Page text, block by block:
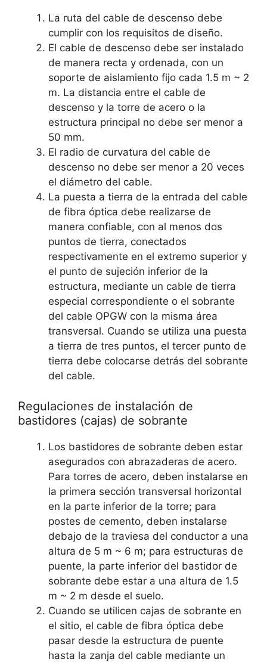
La ruta del cable de descenso debe
cumplir con los requisitos de diseño.
El cable de descenso debe ser instalado
de manera recta y ordenada, con un
soporte de aislamiento fijo cada 1.5 m ~ 2
m. La distancia entre el cable de
descenso y la torre de acero o la
estructura principal no debe ser menor a
50 mm.
El radio de curvatura del cable de
descenso no debe ser menor a 20 veces
el diámetro del cable.
La puesta a tierra de la entrada del cable
de fibra óptica debe realizarse de
manera confiable, con al menos dos
puntos de tierra, conectados
respectivamente en el extremo superior y
el punto de sujeción inferior de la
estructura, mediante un cable de tierra
especial correspondiente o el sobrante
del cable OPGW con la misma área
transversal. Cuando se utiliza una puesta
a tierra de tres puntos, el tercer punto de
tierra debe colocarse detrás del sobrante
del cable.
Regulaciones de instalación de
bastidores (cajas) de sobrante
Los bastidores de sobrante deben estar
asegurados con abrazaderas de acero.
Para torres de acero, deben instalarse en
la primera sección transversal horizontal
en la parte inferior de la torre; para
postes de cemento, deben instalarse
debajo de la traviesa del conductor a una
altura de 5 m ~ 6 m; para estructuras de
puente, la parte inferior del bastidor de
sobrante debe estar a una altura de 1.5
m ~ 2 m desde el suelo.
Cuando se utilicen cajas de sobrante en
el sitio, el cable de fibra óptica debe
pasar desde la estructura de puente
hasta la zanja del cable mediante un